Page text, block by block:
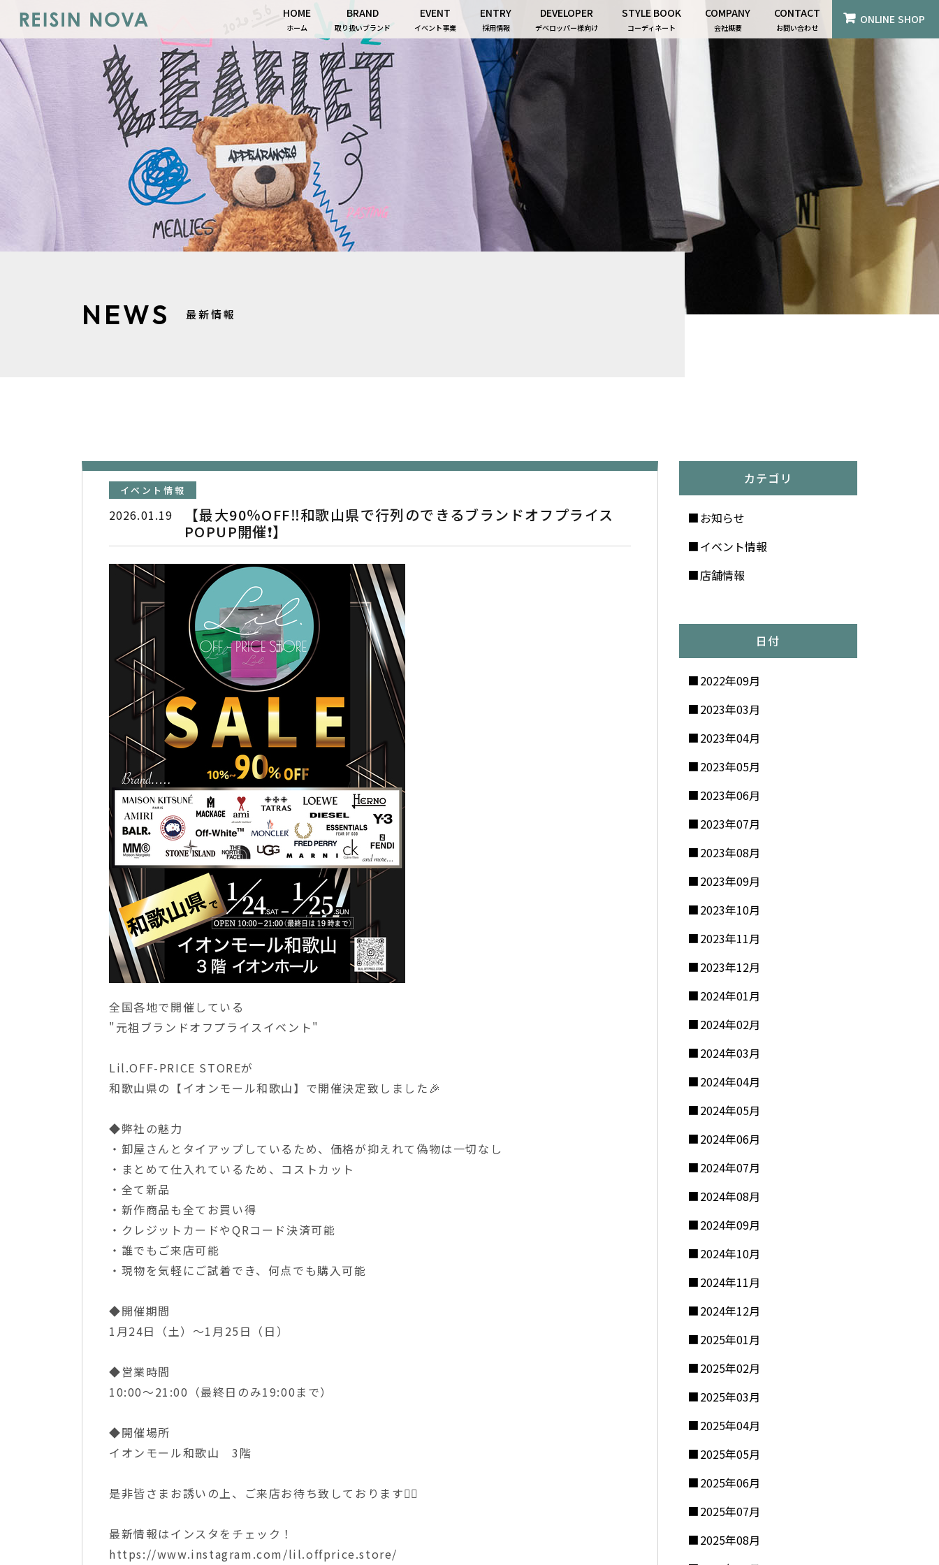
HOME
ホーム
BRAND
取り扱いブランド
EVENT
イベント事業
ENTRY
採用情報
DEVELOPER
デベロッパー様向け
STYLE BOOK
コーディネート
COMPANY
会社概要
CONTACT
お問い合わせ
ONLINE SHOP
NEWS 最新情報
イベント情報
2026.01.19
【最大90％OFF‼️和歌山県で行列のできるブランドオフプライス
POPUP開催❗️】
全国各地で開催している
"元祖ブランドオフプライスイベント"
Lil.OFF-PRICE STOREが
和歌山県の【イオンモール和歌山】で開催決定致しました🎉
◆弊社の魅力
・卸屋さんとタイアップしているため、価格が抑えれて偽物は一切なし
・まとめて仕入れているため、コストカット
・全て新品
・新作商品も全てお買い得
・クレジットカードやQRコード決済可能
・誰でもご来店可能
・現物を気軽にご試着でき、何点でも購入可能
◆開催期間
1月24日（土）〜1月25日（日）
◆営業時間
10:00〜21:00（最終日のみ19:00まで）
◆開催場所
イオンモール和歌山 3階
是非皆さまお誘いの上、ご来店お待ち致しております🙇‍♀️
最新情報はインスタをチェック！
https://www.instagram.com/lil.offprice.store/
カテゴリ
お知らせ
イベント情報
店舗情報
日付
2022年09月
2023年03月
2023年04月
2023年05月
2023年06月
2023年07月
2023年08月
2023年09月
2023年10月
2023年11月
2023年12月
2024年01月
2024年02月
2024年03月
2024年04月
2024年05月
2024年06月
2024年07月
2024年08月
2024年09月
2024年10月
2024年11月
2024年12月
2025年01月
2025年02月
2025年03月
2025年04月
2025年05月
2025年06月
2025年07月
2025年08月